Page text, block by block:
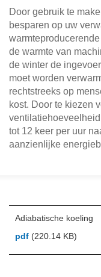
Door gebruik te
besparen op uw
de warmte van
de winter de
moet worden
rechtstreeks op
kost. Door te kiezen
tot 12 keer per uur
aanzienlijke
Adiabatische koeling
pdf (220.14 KB)